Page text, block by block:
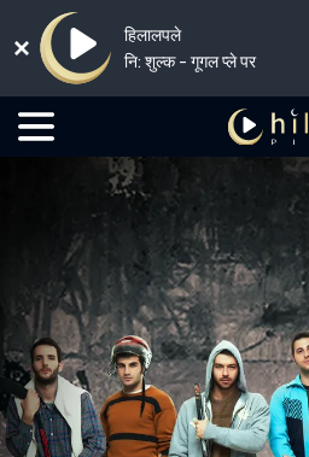
हिलालपले
नि: शुल्क - गूगल प्ले पर